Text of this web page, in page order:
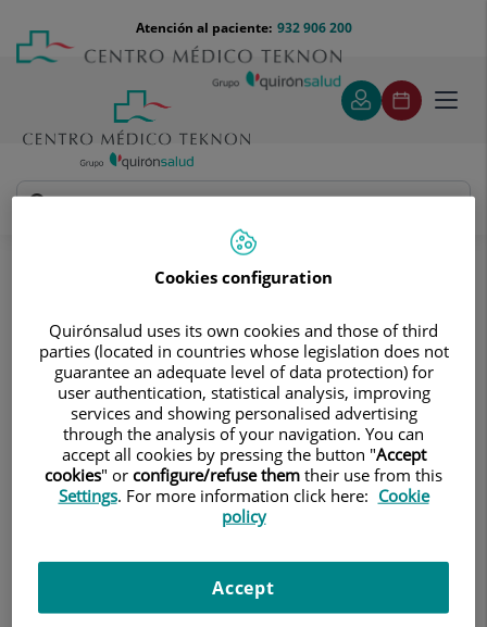
contenido
Menú
teléfono
cabecera
932 906 200
Atención al paciente:
Diagnóstico Cardiaco
Tratamientos y Especialidades
Radiología vascular intervencionista
Radiología vascular
intervencionista
Uso y la aplicación de técnicas
diagnósticas y terapéuticas punteras
Cookies configuration
Quirónsalud uses its own cookies and those of third
parties (located in countries whose legislation does not
guarantee an adequate level of data protection) for
user authentication, statistical analysis, improving
services and showing personalised advertising
through the analysis of your navigation. You can
accept all cookies by pressing the button "Accept
cookies" or configure/refuse them their use from this
Settings. For more information click here: Cookie
policy
Accept